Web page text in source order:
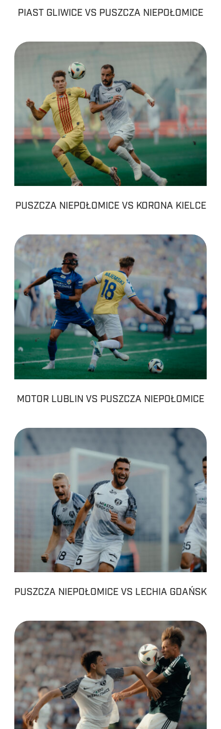
PIAST GLIWICE VS PUSZCZA NIEPOŁOMICE
PUSZCZA NIEPOŁOMICE VS KORONA KIELCE
MOTOR LUBLIN VS PUSZCZA NIEPOŁOMICE
PUSZCZA NIEPOŁOMICE VS LECHIA GDAŃSK